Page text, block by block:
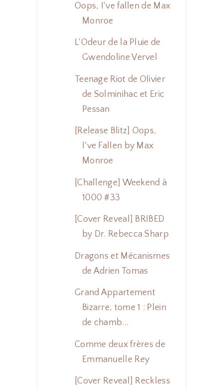
Oops, I've fallen de Max
Monroe
L'Odeur de la Pluie de
Gwendoline Vervel
Teenage Riot de Olivier
de Solminihac et Eric
Pessan
[Release Blitz] Oops,
I've Fallen by Max
Monroe
[Challenge] Weekend à
1000 #33
[Cover Reveal] BRIBED
by Dr. Rebecca Sharp
Dragons et Mécanismes
de Adrien Tomas
Grand Appartement
Bizarre, tome 1 : Plein
de chamb...
Comme deux frères de
Emmanuelle Rey
[Cover Reveal] Reckless